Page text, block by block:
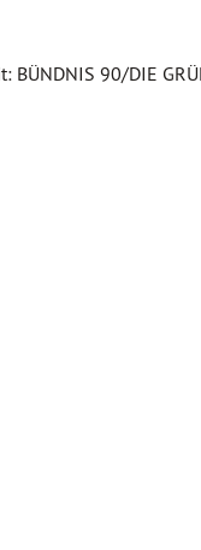
90/DIE